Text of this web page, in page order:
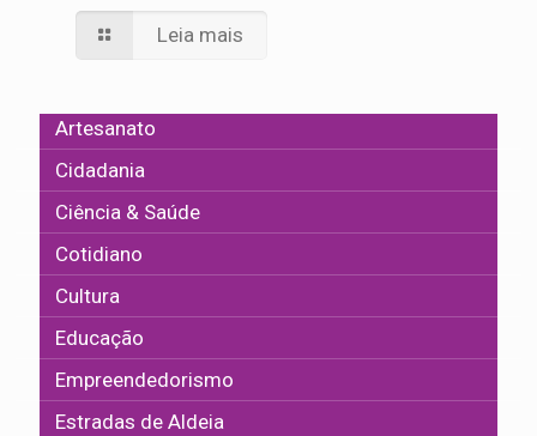
Leia mais
Artesanato
Cidadania
Ciência & Saúde
Cotidiano
Cultura
Educação
Empreendedorismo
Estradas de Aldeia